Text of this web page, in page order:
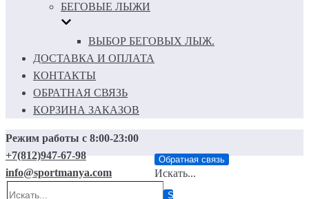
БЕГОВЫЕ ЛЫЖИ
ВЫБОР БЕГОВЫХ ЛЫЖ.
ДОСТАВКА И ОПЛАТА
КОНТАКТЫ
ОБРАТНАЯ СВЯЗЬ
КОРЗИНА ЗАКАЗОВ
Режим работы с 8:00-23:00
+7(812)947-67-98
info@sportmanya.com
Обратная связь
Искать...